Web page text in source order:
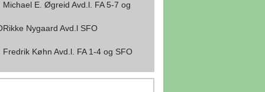
Michael E. Øgreid Avd.l. FA 5-7 og
Rikke Nygaard Avd.l SFO
Fredrik Køhn Avd.l. FA 1-4 og SFO